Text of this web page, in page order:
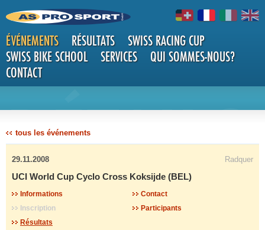
ÉVÉNEMENTS RÉSULTATS
SWISS RACING CUP
SWISS BIKE SCHOOL
SERVICES
QUI SOMMES-NOUS?
CONTACT
DÉTAILS
tous les événements
29.11.2008 Radquer
UCI World Cup Cyclo Cross Koksijde (BEL)
Informations
Contact
Inscription
Participants
Résultats